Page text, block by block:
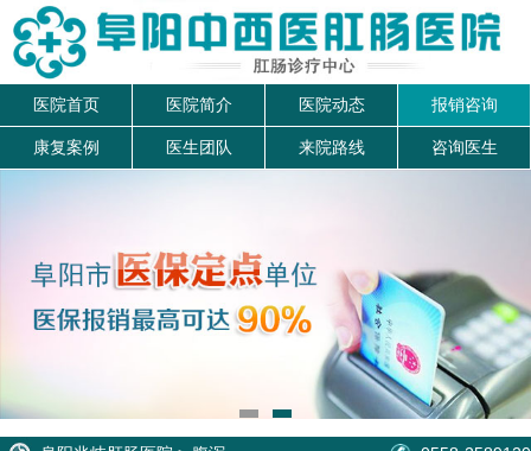
医院首页 医院简介 医院动态 报销咨询
康复案例 医生团队 来院路线 咨询医生